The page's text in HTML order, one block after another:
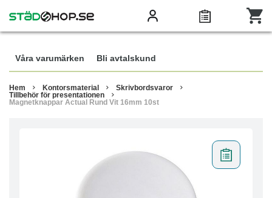
Våra varumärken Bli avtalskund
Hem Kontorsmaterial
Skrivbordsvaror
Tillbehör för presentationen
Magnetknappar Actual Rund Vit 16mm 10st